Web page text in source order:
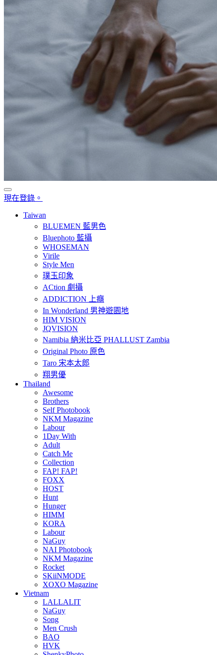
現在登錄。
Taiwan
BLUEMEN 藍男色
Bluephoto 藍攝
WHOSEMAN
Virile
Style Men
璞玉印象
ACtion 劇攝
ADDICTION 上癮
In Wonderland 男神遊園地
HIM VISION
JQVISION
Namibia 納米比亞 PHALLUST Zambia
Original Photo 原色
Taro 宋本太郎
翔男優
Thailand
Awesome
Brothers
Self Photobook
NKM Magazine
Labour
1Day With
Adult
Catch Me
Collection
FAP! FAP!
FOXX
HOST
Hunt
Hunger
HIMM
KORA
Labour
NaGuy
NAI Photobook
NKM Magazine
Rocket
SKiiNMODE
XOXO Magazine
Vietnam
LALLALIT
NaGuy
Song
Men Crush
BAO
HVK